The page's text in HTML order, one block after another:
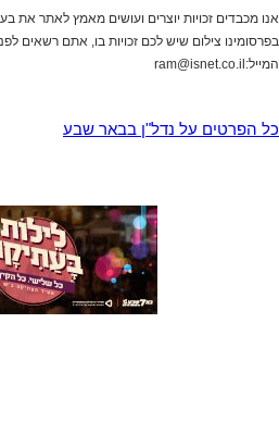
אנו מכבדים זכויות יוצרים ועושים מאמץ לאתר את
בפרסומינו צילום שיש לכם זכויות בו, אתם רשאים
המייל:ram@isnet.co.il
כל הפרטים על נדל"ן בבאר שבע